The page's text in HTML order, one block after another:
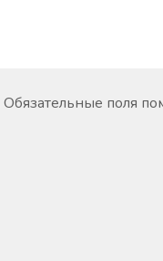
Обязательные поля